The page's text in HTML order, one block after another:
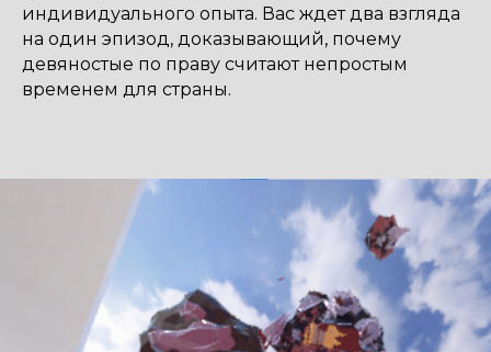
индивидуального опыта. Вас ждет два взгляда
на один эпизод, доказывающий, почему
девяностые по праву считают непростым
временем для страны.